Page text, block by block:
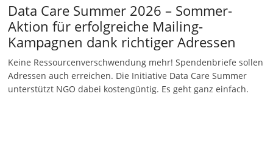
Data Care Summer 2026 – Sommer-
Aktion für erfolgreiche Mailing-
Kampagnen dank richtiger Adressen
Keine Ressourcenverschwendung mehr! Spendenbriefe sollen
Adressen auch erreichen. Die Initiative Data Care Summer
unterstützt NGO dabei kostengüntig. Es geht ganz einfach.